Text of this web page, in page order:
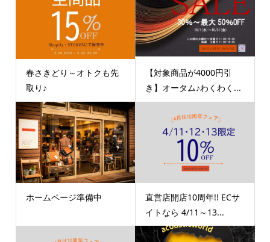
春さきどり～オトクも先
取り♪
【対象商品が4000円引
き】オータム♪わくわく...
ホームページ準備中
直営店開店10周年!! ECサ
イトなら 4/11～13...